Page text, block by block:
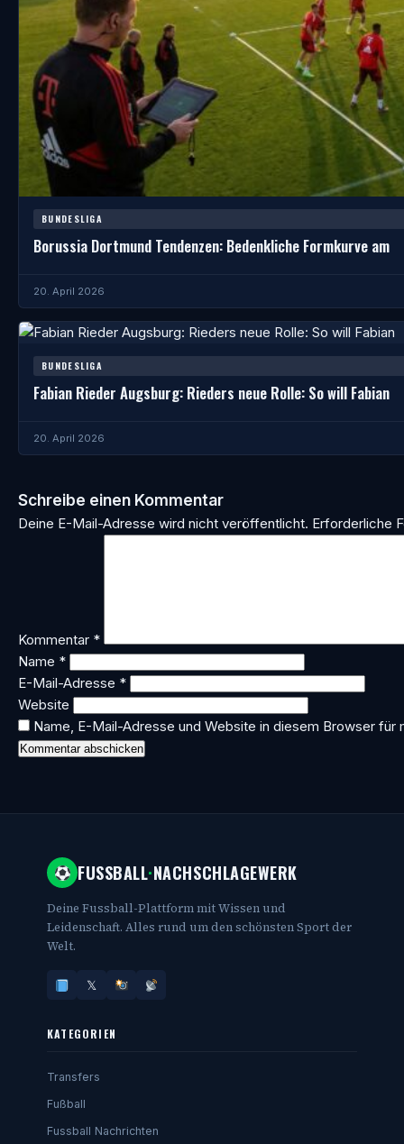
BUNDESLIGA
Borussia Dortmund Tendenzen: Bedenkliche Formkurve am
20. April 2026
BUNDESLIGA
Fabian Rieder Augsburg: Rieders neue Rolle: So will Fabian
20. April 2026
Schreibe einen Kommentar
Deine E-Mail-Adresse wird nicht veröffentlicht. Erforderliche
Kommentar *
Name *
E-Mail-Adresse *
Website
Name, E-Mail-Adresse und Website in diesem Browser für
FUSSBALL·NACHSCHLAGEWERK
Deine Fussball-Plattform mit Wissen und
Leidenschaft. Alles rund um den schönsten Sport der
Welt.
𝕏
KATEGORIEN
Transfers
Fußball
Fussball Nachrichten